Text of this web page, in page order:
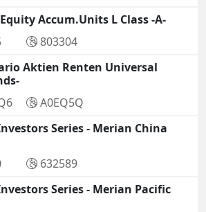
Accum.Units L Class -A-
803304
Aktien Renten Universal
A0EQ5Q
Series - Merian China
632589
Series - Merian Pacific